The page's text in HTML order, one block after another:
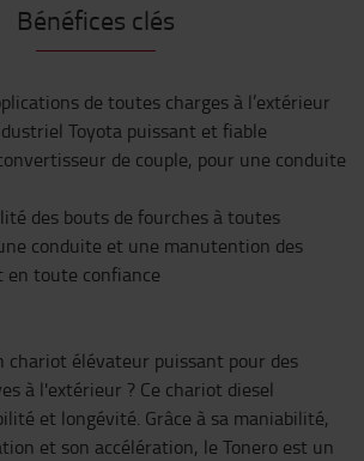
Bénéfices clés
de toutes charges à l’extérieur
Toyota puissant et fiable
de couple, pour une conduite
des bouts de fourches à toutes
conduite et une manutention des
en toute confiance
chariot élévateur puissant pour des
à l'extérieur ? Ce chariot diesel
et longévité. Grâce à sa maniabilité,
et son accélération, le Tonero est un